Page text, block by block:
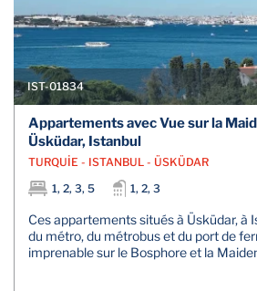
IST-01834
Appartements avec Vue sur la
Üsküdar, Istanbul
TURQUİE - ISTANBUL - ÜSKÜDAR
1, 2, 3, 5
1, 2, 3
Ces appartements situés à Üsküdar, à
du métro, du métrobus et du port de
imprenable sur le Bosphore et la